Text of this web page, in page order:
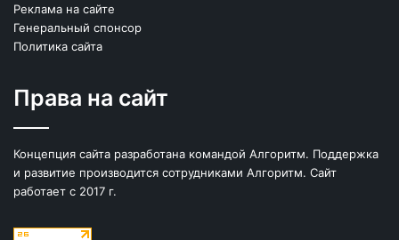
Реклама на сайте
Генеральный спонсор
Политика сайта
Права на сайт
Концепция сайта разработана командой Алгоритм. Поддержка
и развитие производится сотрудниками Алгоритм. Сайт
работает с 2017 г.